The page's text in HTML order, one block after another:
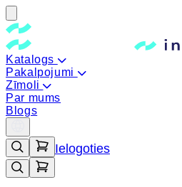
Katalogs
Pakalpojumi
Zīmoli
Par mums
Blogs
Ielogoties